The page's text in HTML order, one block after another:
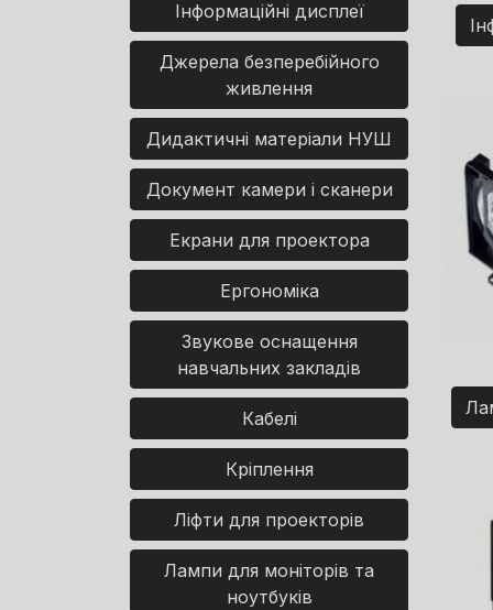
Інформаційні дисплеї
Джерела безперебійного
живлення
Дидактичні матеріали НУШ
Документ камери і сканери
Екрани для проектора
Ергономіка
Звукове оснащення
навчальних закладів
Кабелі
Кріплення
Ліфти для проекторів
Лампи для моніторів та
ноутбуків